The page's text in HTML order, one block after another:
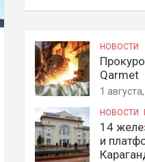
НОВОСТИ
Qarmet
1
НОВОСТИ
14
и